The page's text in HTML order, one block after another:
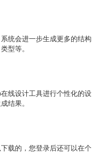
统会进一步生成更多的结构
型等。
线设计工具进行个性化的设
结果。
载的，您登录后还可以在个